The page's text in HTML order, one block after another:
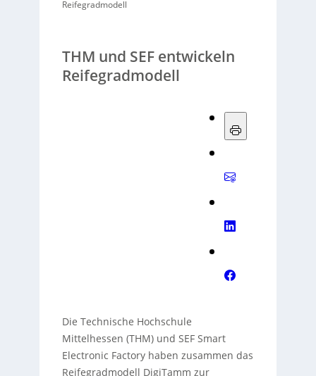
Reifegradmodell
THM und SEF entwickeln
Reifegradmodell
Die Technische Hochschule
Mittelhessen (THM) und SEF Smart
Electronic Factory haben zusammen das
Reifegradmodell DigiTamm zur